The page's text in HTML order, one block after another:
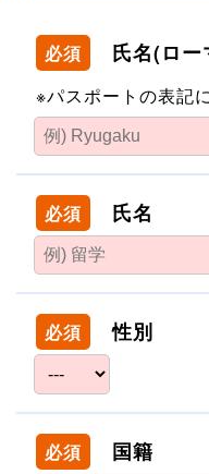
必須 氏名(ロー
※パスポートの表記
必須 氏名
必須 性別
必須 国籍